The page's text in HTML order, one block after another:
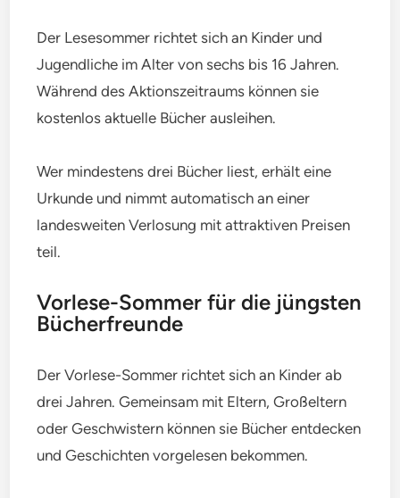
Der Lesesommer richtet sich an Kinder und
Jugendliche im Alter von sechs bis 16 Jahren.
Während des Aktionszeitraums können sie
kostenlos aktuelle Bücher ausleihen.
Wer mindestens drei Bücher liest, erhält eine
Urkunde und nimmt automatisch an einer
landesweiten Verlosung mit attraktiven Preisen
teil.
Vorlese-Sommer für die jüngsten
Bücherfreunde
Der Vorlese-Sommer richtet sich an Kinder ab
drei Jahren. Gemeinsam mit Eltern, Großeltern
oder Geschwistern können sie Bücher entdecken
und Geschichten vorgelesen bekommen.